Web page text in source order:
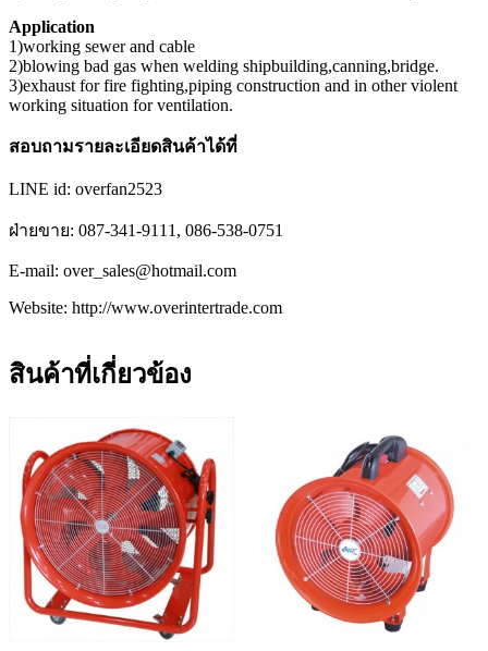
Application
1)working sewer and cable
2)blowing bad gas when welding shipbuilding,canning,bridge.
3)exhaust for fire fighting,piping construction and in other violent
working situation for ventilation.
สอบถามรายละเอียดสินค้าได้ที่
LINE id: overfan2523
ฝ่ายขาย: 087-341-9111, 086-538-0751
E-mail: over_sales@hotmail.com
Website: http://www.overintertrade.com
สินค้าที่เกี่ยวข้อง